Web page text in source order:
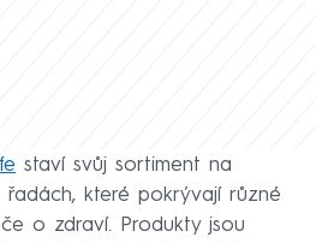
staví svůj sortiment na
řadách, které pokrývají různé
o zdraví. Produkty jsou